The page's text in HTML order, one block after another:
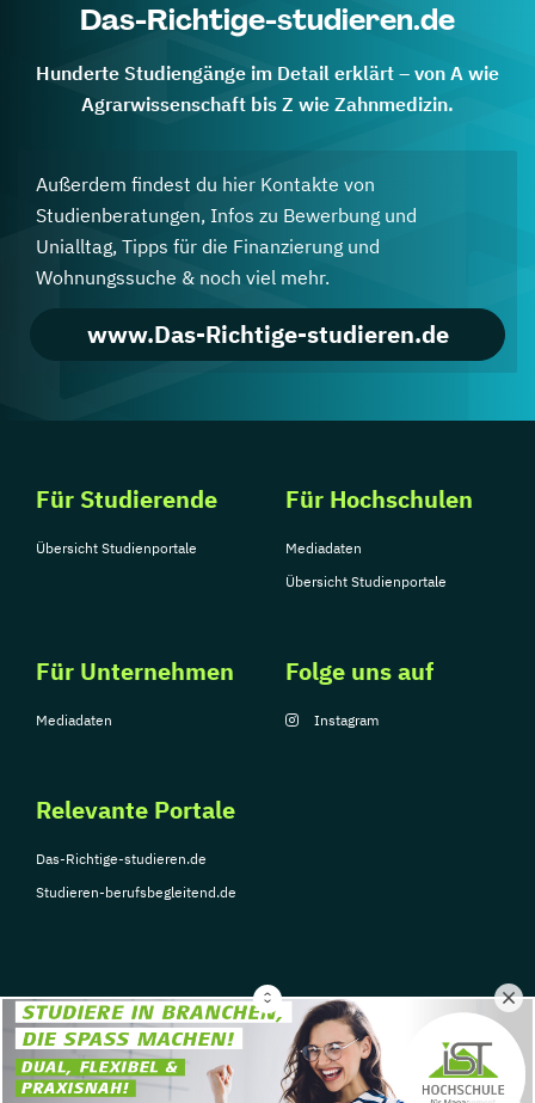
Das-Richtige-studieren.de
Hunderte Studiengänge im Detail erklärt – von A wie
Agrarwissenschaft bis Z wie Zahnmedizin.
Außerdem findest du hier Kontakte von
Studienberatungen, Infos zu Bewerbung und
Unialltag, Tipps für die Finanzierung und
Wohnungssuche & noch viel mehr.
www.Das-Richtige-studieren.de
Für Studierende
Übersicht Studienportale
Für Hochschulen
Mediadaten
Übersicht Studienportale
Für Unternehmen
Mediadaten
Relevante Portale
Das-Richtige-studieren.de
Studieren-berufsbegleitend.de
Folge uns auf
Instagram
© Copyright 2026, TarGroup Media GmbH
Impressum
Über Datenschutzerklärung Nutzungsbedingungen